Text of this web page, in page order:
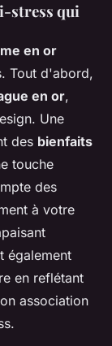
stress qui
en or
Tout d'abord,
en or,
Une
des bienfaits
touche
des
à votre
également
en reflétant
association